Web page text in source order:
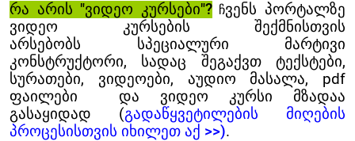
რა არის "ვიდეო კურსები"?ჩვენს პორტალზე
ვიდეო კურსების შექმნისთვის
არსებობს სპეციალური მარტივი
კონსტრუქტორი, სადაც შეგაქვთ ტექსტები,
სურათები, ვიდეოები, აუდიო მასალა, pdf
ფაილები და ვიდეო კურსი მზადაა
გასაყიდად (გადაწყვეტილების მიღების
პროცესისთვის იხილეთ აქ >>).